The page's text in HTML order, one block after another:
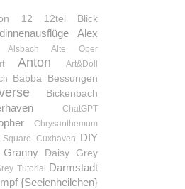
12 12tel Blick
Alex
Alsbach
Alte Oper
Anton
Art&Doll
Babba Bessungen
Bickenbach
ChatGPT
Chrysanthemum
Cuxhaven DIY
Daisy Grey
Tutorial Darmstadt
{Seelenheilchen}